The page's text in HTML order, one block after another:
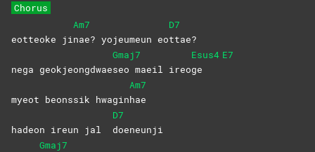
Chorus
eotteoke ji
Am7
nae? yojeumeun eo
D7
ttae?
nega geokjeongdwae
Gmaj7
seo maeil ireo
Esus4
ge
E7
myeot beonssik hwagin
Am7
hae
hadeon ireun jal
D7
doeneunji
Gmaj7